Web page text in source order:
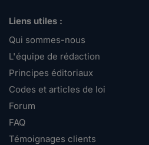
Liens utiles :
Qui sommes-nous
L'équipe de rédaction
Principes éditoriaux
Codes et articles de loi
Forum
FAQ
Témoignages clients